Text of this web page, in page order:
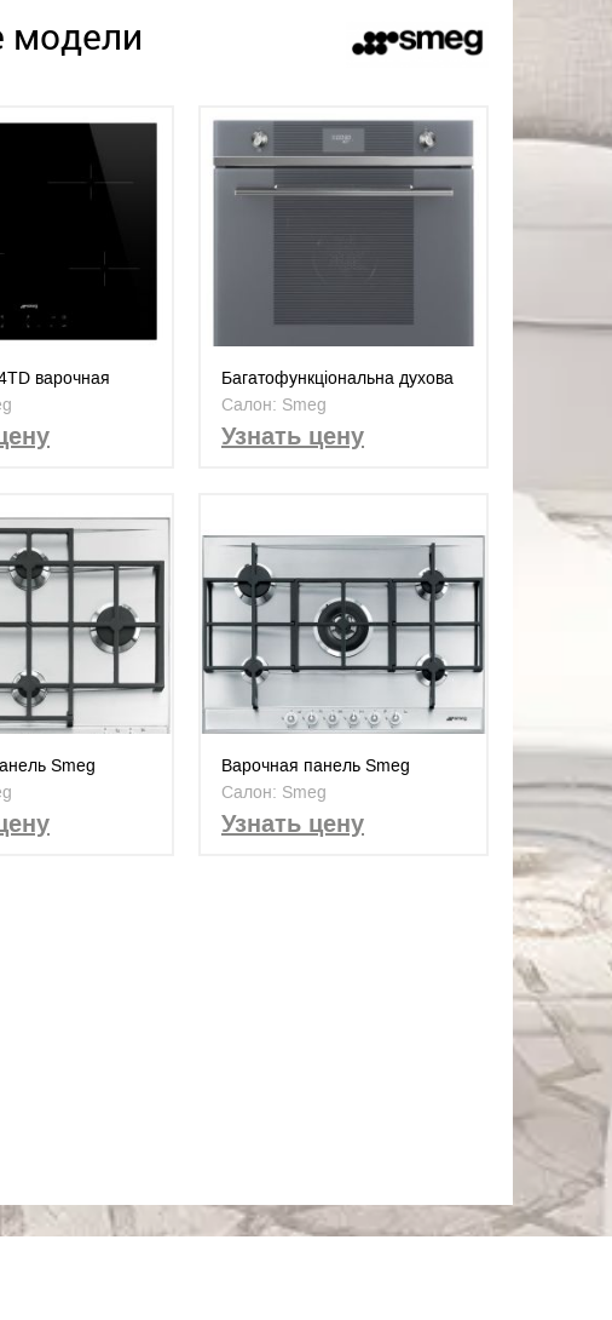
модели
варочная
Багатофункціональна духова
шафа, 60 см, Linea. Клас
енергоспоживання А +
Салон: Smeg
Узнать цену
Smeg
Варочная панель Smeg
P1752X
Салон: Smeg
Узнать цену